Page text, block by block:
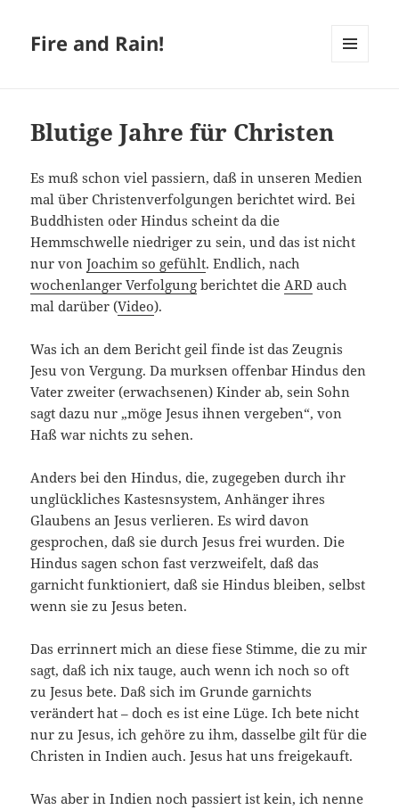
Fire and Rain!
Blutige Jahre für Christen
Es muß schon viel passiern, daß in unseren Medien
mal über Christenverfolgungen berichtet wird. Bei
Buddhisten oder Hindus scheint da die
Hemmschwelle niedriger zu sein, und das ist nicht
nur vonJoachim so gefühlt. Endlich, nach
wochenlanger Verfolgung berichtet dieARD auch
mal darüber (Video).
Was ich an dem Bericht geil finde ist das Zeugnis
Jesu von Vergung. Da murksen offenbar Hindus den
Vater zweiter (erwachsenen) Kinder ab, sein Sohn
sagt dazu nur „möge Jesus ihnen vergeben“, von
Haß war nichts zu sehen.
Anders bei den Hindus, die, zugegeben durch ihr
unglückliches Kastesnsystem, Anhänger ihres
Glaubens an Jesus verlieren. Es wird davon
gesprochen, daß sie durch Jesus frei wurden. Die
Hindus sagen schon fast verzweifelt, daß das
garnicht funktioniert, daß sie Hindus bleiben, selbst
wenn sie zu Jesus beten.
Das errinnert mich an diese fiese Stimme, die zu mir
sagt, daß ich nix tauge, auch wenn ich noch so oft
zu Jesus bete. Daß sich im Grunde garnichts
verändert hat – doch es ist eine Lüge. Ich bete nicht
nur zu Jesus, ich gehöre zu ihm, dasselbe gilt für die
Christen in Indien auch. Jesus hat uns freigekauft.
Was aber in Indien noch passiert ist kein, ich nenne